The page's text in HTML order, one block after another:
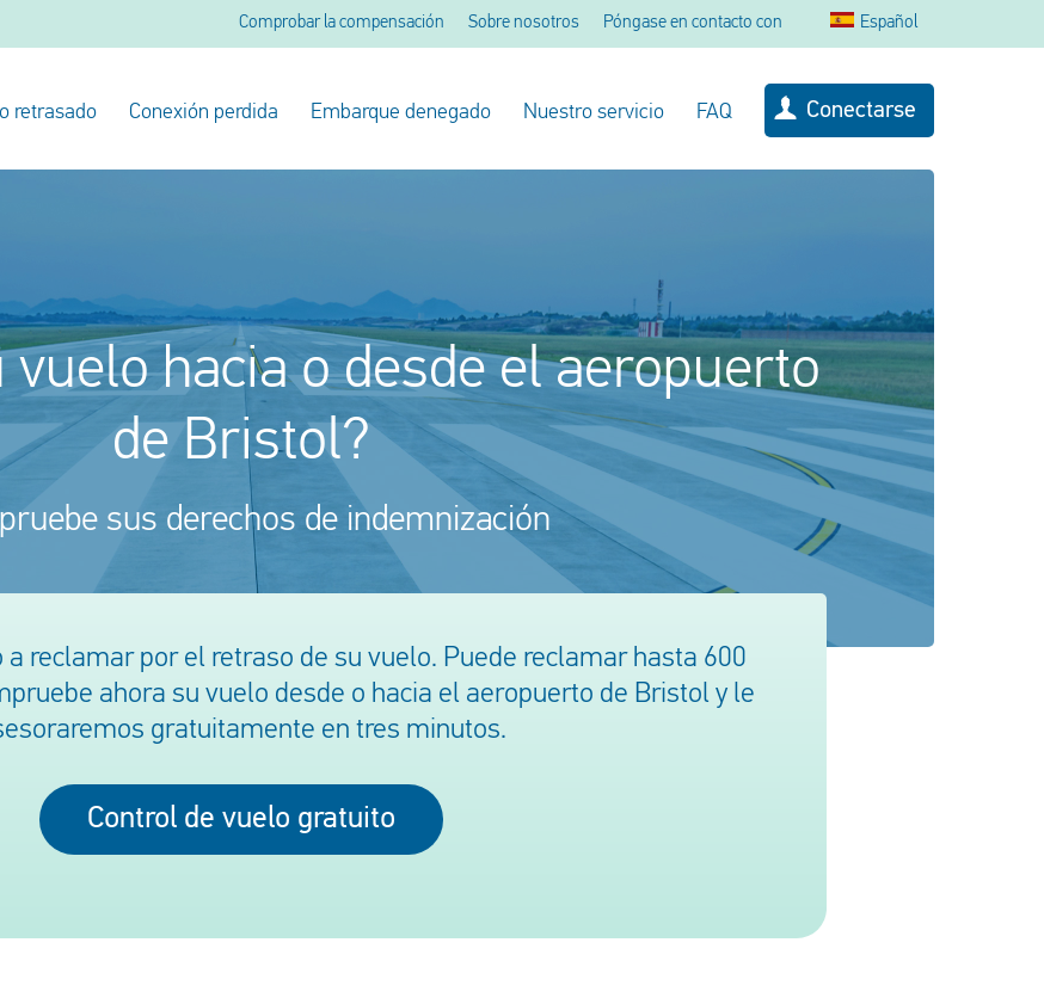
Comprobar la compensación Sobre nosotros Póngase en contacto con Español
retrasado Conexión perdida Embarque denegado Nuestro servicio FAQ Conectarse
vuelo hacia o desde el aeropuerto
de Bristol?
sus derechos de indemnización
a reclamar por el retraso de su vuelo. Puede reclamar hasta 600
ahora su vuelo desde o hacia el aeropuerto de Bristol y le
gratuitamente en tres minutos.
Control de vuelo gratuito